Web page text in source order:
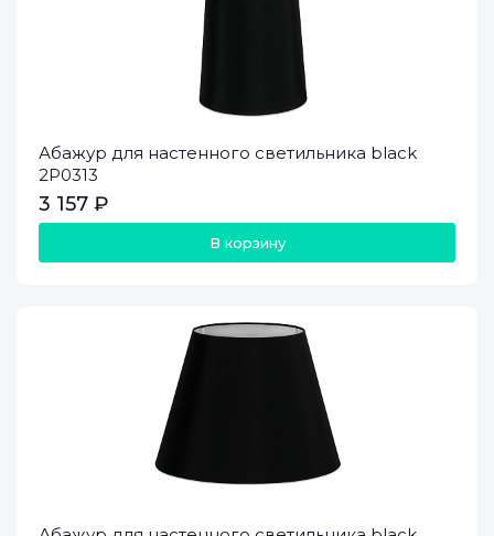
Абажур для настенного светильника black
2P0313
3 157 ₽
В корзину